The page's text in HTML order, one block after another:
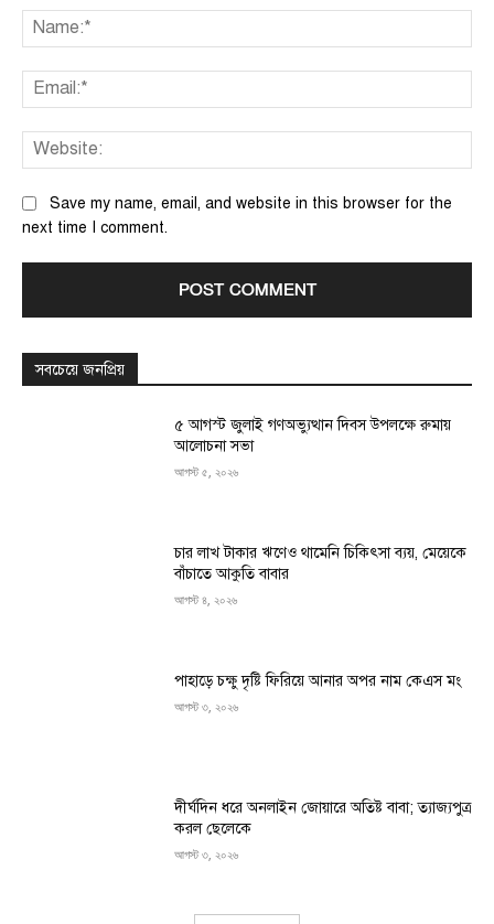
Save my name, email, and website in this browser for the
next time I comment.
সবচেয়ে জনপ্রিয়
৫ আগস্ট জুলাই গণঅভ্যুত্থান দিবস উপলক্ষে রুমায়
আলোচনা সভা
আগস্ট ৫, ২০২৬
চার লাখ টাকার ঋণেও থামেনি চিকিৎসা ব্যয়, মেয়েকে
বাঁচাতে আকুতি বাবার
আগস্ট ৪, ২০২৬
পাহাড়ে চক্ষু দৃষ্টি ফিরিয়ে আনার অপর নাম কেএস মং
আগস্ট ৩, ২০২৬
দীর্ঘদিন ধরে অনলাইন জোয়ারে অতিষ্ট বাবা; ত্যাজ্যপুত্র
করল ছেলেকে
আগস্ট ৩, ২০২৬